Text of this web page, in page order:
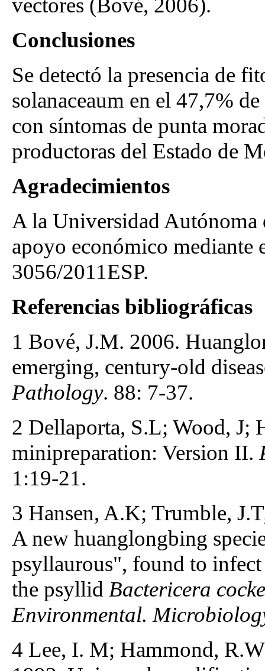
vectores (Bové, 2006).
Conclusiones
Se detectó la presencia de
solanaceaum en el 47,7%
con síntomas de punta
productoras del Estado de
Agradecimientos
A la Universidad
apoyo económico mediante
3056/2011ESP.
Referencias bibliográficas
1 Bové, J.M. 2006.
emerging, century-old
Pathology. 88: 7-37.
2 Dellaporta, S.L; Wood, J;
minipreparation: Version II.
1:19-21.
3 Hansen, A.K; Trumble,
A new huanglongbing
psyllaurous", found to
the psyllid Bactericera
Environmental.
4 Lee, I. M; Hammond,